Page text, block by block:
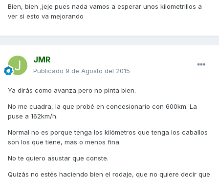
Bien, bien ,jeje pues nada vamos a esperar unos kilometrillos a
ver si esto va mejorando
JMR
Publicado 9 de Agosto del 2015
Ya dirás como avanza pero no pinta bien.
No me cuadra, la que probé en concesionario con 600km. La
puse a 162km/h.
Normal no es porque tenga los kilómetros que tenga los caballos
son los que tiene, mas o menos fina.
No te quiero asustar que conste.
Quizás no estés haciendo bien el rodaje, que no quiere decir que